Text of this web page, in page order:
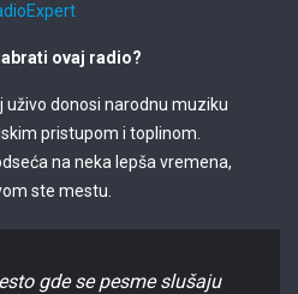
ovaj radio?
uživo donosi narodnu muziku
pristupom i toplinom.
na neka lepša vremena,
ste mestu.
gde se pesme slušaju